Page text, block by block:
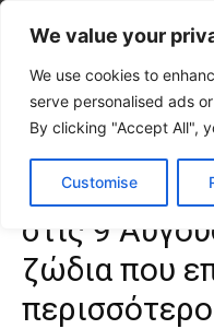
We value your
We use cookies to
serve personalised ads
By clicking "Accept All",
Customise
Home LIFE Ζώδια
Τα 4 ζώδια που
στις 9
ζώδια που
περισσότερο